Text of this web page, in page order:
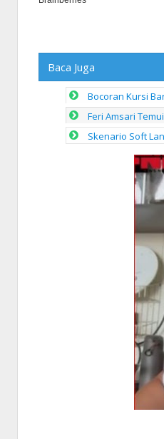
Baca Juga
Bocoran Kursi
Feri Amsari
Skenario Soft